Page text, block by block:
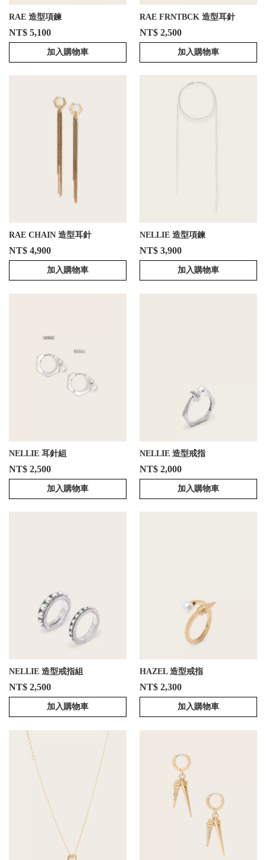
RAE 造型項鍊
NT$ 5,100
加入購物車
RAE FRNTBCK 造型耳針
NT$ 2,500
加入購物車
RAE CHAIN 造型耳針
NT$ 4,900
加入購物車
NELLIE 造型項鍊
NT$ 3,900
加入購物車
NELLIE 耳針組
NT$ 2,500
加入購物車
NELLIE 造型戒指
NT$ 2,000
加入購物車
NELLIE 造型戒指組
NT$ 2,500
加入購物車
HAZEL 造型戒指
NT$ 2,300
加入購物車